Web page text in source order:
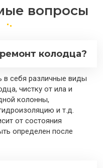
вопросы
колодца?
себя различные виды
чистку от ила и
колонны,
и т.д.
от состояния
определен после